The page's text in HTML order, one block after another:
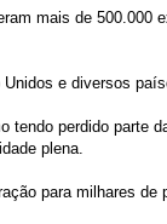
mais de 500.000
e diversos
perdido parte
plena.
para milhares de